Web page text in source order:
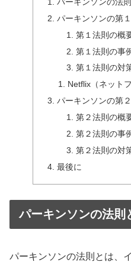
パーキンソンの第
第１法則の概
第１法則の事
第１法則の対
Netflix（ネット
パーキンソンの第
第２法則の概
第２法則の事
第２法則の対
最後に
パーキンソンの法則
パーキンソンの法則とは、